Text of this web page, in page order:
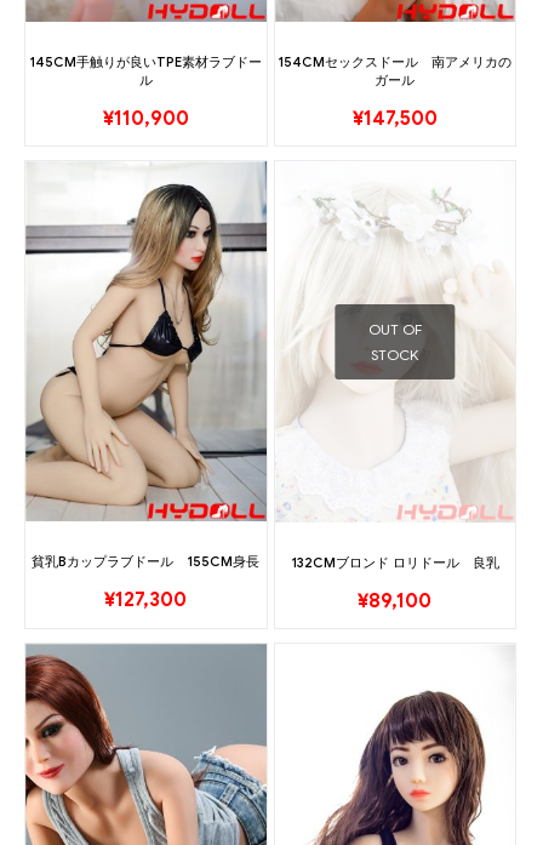
145CM手触りが良いTPE素材ラブドー
ル
¥110,900
154CMセックスドール 南アメリカの
ガール
¥147,500
貧乳Bカップラブドール 155CM身長
¥127,300
OUT OF
STOCK
132CMブロンド ロリドール 良乳
¥89,100